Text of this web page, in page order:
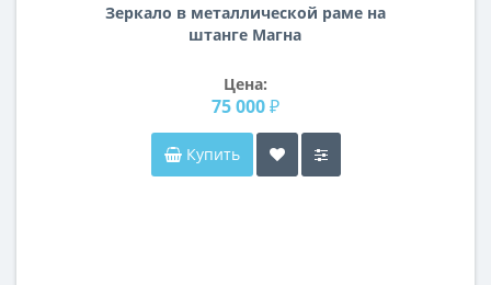
Зеркало в металлической раме на
штанге Магна
Цена:
75 000 ₽
Купить